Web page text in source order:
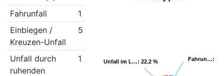
Fahrunfall
1
Einbiegen /
Kreuzen-Unfall
5
Unfall durch
ruhenden
1 Fahrun…:
Fahrun…:
Unfall im L…: 22.2 %
Unfall im L…: 22.2 %